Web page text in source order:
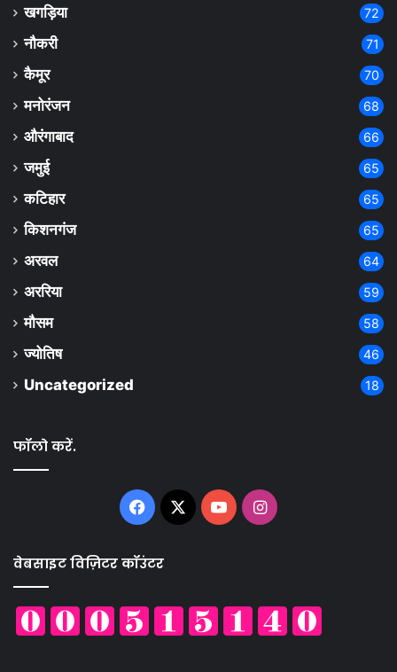
खगड़िया 72
नौकरी 71
कैमूर 70
मनोरंजन 68
औरंगाबाद 66
जमुई 65
कटिहार 65
किशनगंज 65
अरवल 64
अररिया 59
मौसम 58
ज्योतिष 46
Uncategorized 18
फॉलो करें.
Facebook
X YouTubeInstagram
वेबसाइट विज़िटर कॉउंटर